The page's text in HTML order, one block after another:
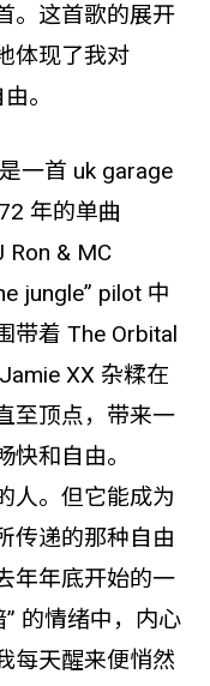
。这首歌的展开
体现了我对
。
一首 uk garage
年的单曲
Ron & MC
jungle” pilot 中
带着 The Orbital
XX 杂糅在
至顶点，带来一
和自由。
人。但它能成为
传递的那种自由
年年底开始的一
的情绪中，内心
每天醒来便悄然